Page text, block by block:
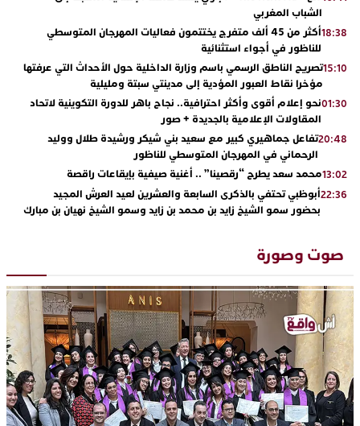
الشباب المغربي
18:38
أكثر من 45 ألف متفرج يختتمون فعاليات المهرجان المتوسطي
للناظور في أجواء استثنائية
15:10تصريح الناطق الرسمي باسم وزارة الداخلية حول الأحداث التي عرفتها
مؤخرا نقاط العبور المؤدية إلى مدينتي سبتة ومليلية
01:30نحو إعلام أقوى وأكثر احترافية.. نجاح باهر للدورة التكوينية لاتحاد
المقاولات الإعلامية بالجديدة + صور
20:48تفاعل جماهيري كبير مع سعيد بني شيكر ورشيدة طلال ووليد
الرحماني في المهرجان المتوسطي للناظور
13:02محمد سعد يطرح “رقصينا” .. أغنية صيفية بإيقاعات راقصة
22:36أبوظبي تحتفي بالذكرى السابعة والعشرين لعيد العرش المجيد
بحضور سمو الشيخ زايد بن محمد بن زايد وسمو الشيخ نهيان بن مبارك
“كوفرة فالغيس”
19:11يقظة أمنية تنهي كابوس الفتاة القاصر: كواليس مثيرة لعملية تحرير
17:27 اتحاد المقاولات الإعلامية يقود قاطرة التكوين بالجديدة ويستضيف
الإعلامي سعيد بلفقير في دورة استثنائية
23:18ترسيخا لثقافة ترشيد الموارد المائية.. اختتام فعاليات النسخة الثانية
من “القرية الذكية للماء” بمركز الاصطياف ببوزنيقة
صوت وصورة